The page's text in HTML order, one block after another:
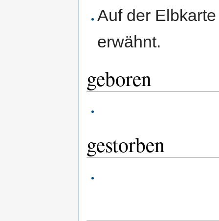
Auf der
erwähnt.
geboren
gestorben